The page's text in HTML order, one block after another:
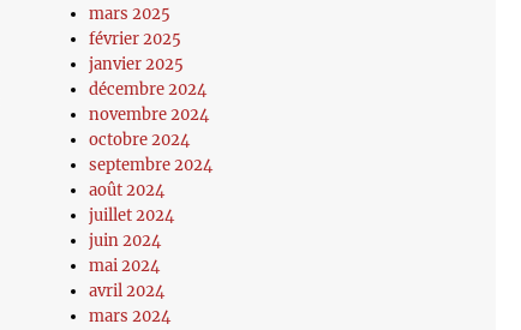
mars 2025
février 2025
janvier 2025
décembre 2024
novembre 2024
octobre 2024
septembre 2024
août 2024
juillet 2024
juin 2024
mai 2024
avril 2024
mars 2024